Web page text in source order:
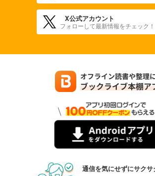
X公式アカウント
フォローして最新情報をチェック！
通信を気にせずにサクサ